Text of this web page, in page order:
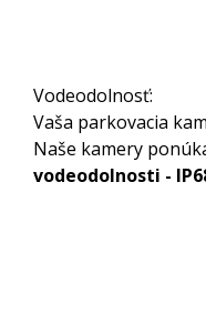
Vodeodolnosť:
Vaša parkovacia
Naše kamery
vodeodolnosti -